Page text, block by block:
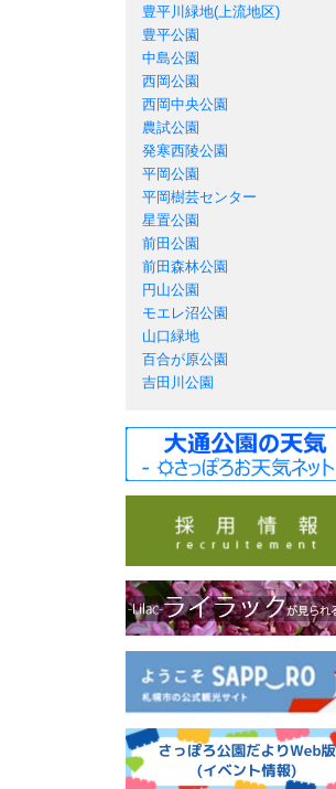
豊平川緑地(上流地区)
豊平公園
中島公園
西岡公園
西岡中央公園
農試公園
発寒西陵公園
平岡公園
平岡樹芸センター
星置公園
前田公園
前田森林公園
円山公園
モエレ沼公園
山口緑地
百合が原公園
吉田川公園